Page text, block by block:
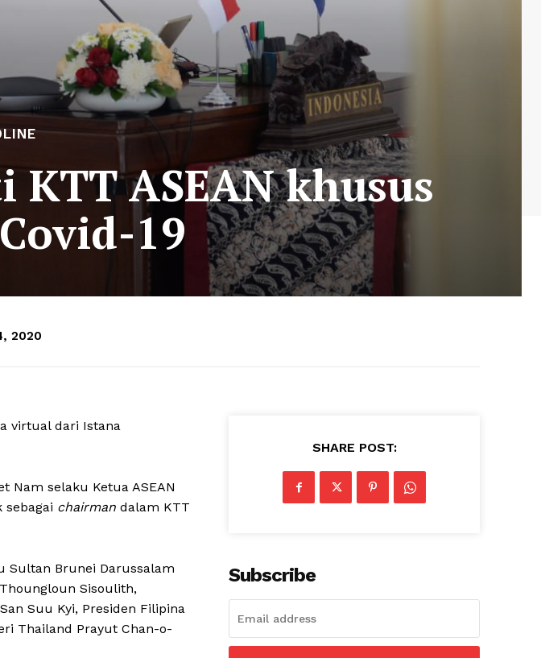
ASEAN khusus
19
2020
virtual dari Istana
Nam selaku Ketua ASEAN
chairman dalam KTT
Sultan Brunei Darussalam
Sisoulith,
Suu Kyi, Presiden Filipina
Thailand Prayut Chan-o-
SHARE POST:
Subscribe